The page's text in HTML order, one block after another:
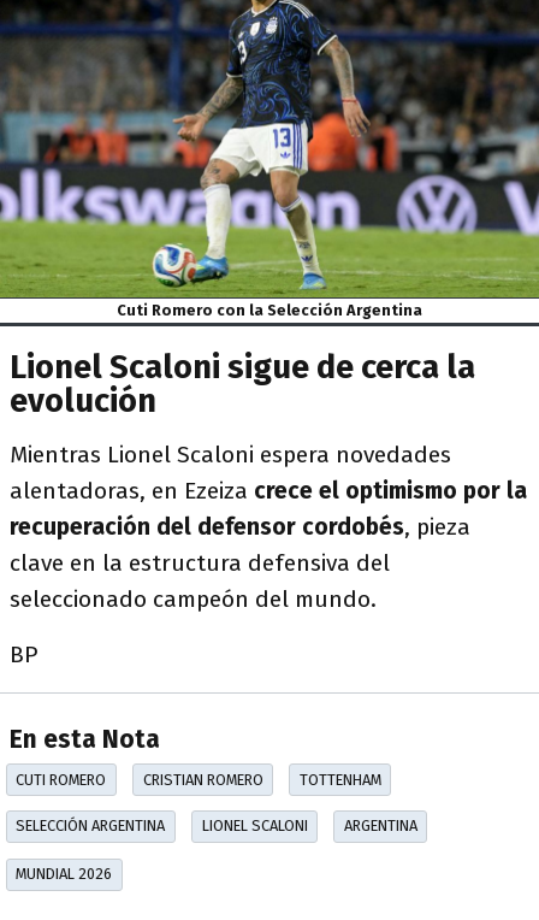
Cuti Romero con la Selección Argentina
Lionel Scaloni sigue de cerca la
evolución
Mientras Lionel Scaloni espera novedades
alentadoras, en Ezeiza crece el optimismo por la
recuperación del defensor cordobés, pieza
clave en la estructura defensiva del
seleccionado campeón del mundo.
BP
En esta Nota
CUTI ROMERO CRISTIAN ROMERO TOTTENHAM
SELECCIÓN ARGENTINA LIONEL SCALONI ARGENTINA
MUNDIAL 2026